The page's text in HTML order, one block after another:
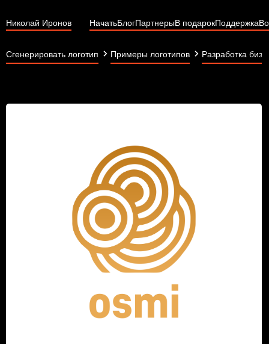
Николай Иронов НачатьБлогПартнерыВ подарокПоддержка
Сгенерировать логотип Примеры логотипов Разработка